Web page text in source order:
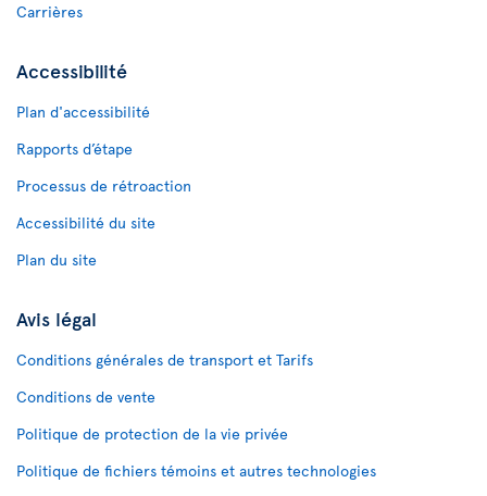
Carrières
Accessibilité
Plan d'accessibilité
Rapports d’étape
Processus de rétroaction
Accessibilité du site
Plan du site
Avis légal
Conditions générales de transport et Tarifs
Conditions de vente
Politique de protection de la vie privée
Politique de fichiers témoins et autres technologies